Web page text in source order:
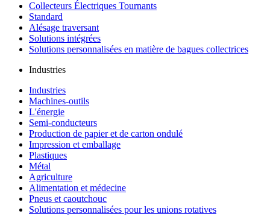
Collecteurs Électriques Tournants
Standard
Alésage traversant
Solutions intégrées
Solutions personnalisées en matière de bagues collectrices
Industries
Industries
Machines-outils
L'énergie
Semi-conducteurs
Production de papier et de carton ondulé
Impression et emballage
Plastiques
Métal
Agriculture
Alimentation et médecine
Pneus et caoutchouc
Solutions personnalisées pour les unions rotatives